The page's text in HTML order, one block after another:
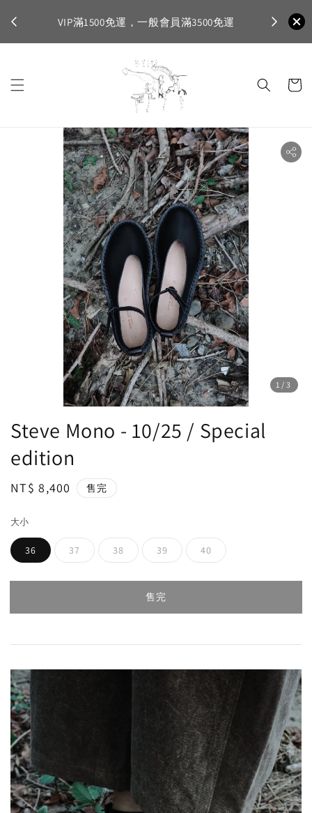
VIP滿1500免運，一般會員滿3500免運
首購登入
1 /3
Steve Mono - 10/25 / Special
edition
Regular
NT$ 8,400 售完
大小
36 37 38 39 40
售完